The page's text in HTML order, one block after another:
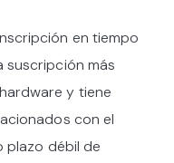
en tiempo
suscripción más
y tiene
con el
plazo débil de